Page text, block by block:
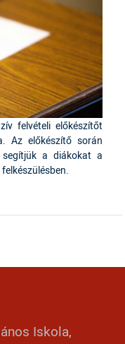
felvételi előkészítőt
Az előkészítő során
a diákokat a
oldal
Iskola,